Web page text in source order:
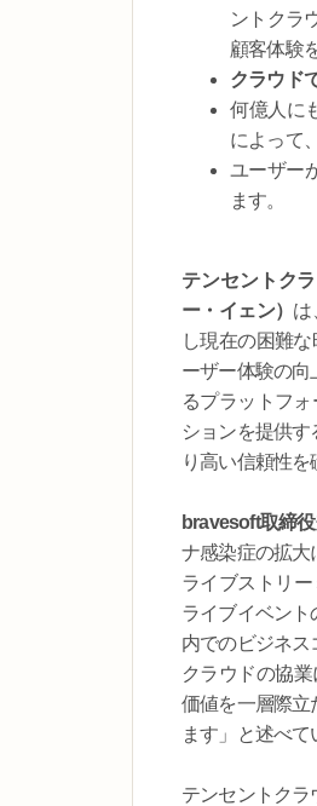
ントクラ
顧客体験
クラウド
何億人に
によって、
ユーザー
ます。
テンセントク
ー・イェン） は
し現在の困難
ーザー体験の
るプラットフ
ションを提供
り高い信頼性
bravesoft取締
ナ感染症の拡大
ライブストリ
ライブイベント
内でのビジネス
クラウドの協
価値を一層際立
ます」と述べて
テンセントクラ